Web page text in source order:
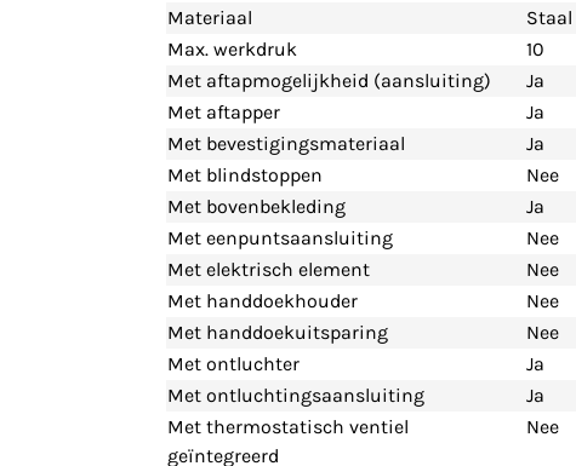
Materiaal
Staal
Max. werkdruk
10
Met aftapmogelijkheid (aansluiting)
Ja
Met aftapper
Ja
Met bevestigingsmateriaal
Ja
Met blindstoppen
Nee
Met bovenbekleding
Ja
Met eenpuntsaansluiting
Nee
Met elektrisch element
Nee
Met handdoekhouder
Nee
Met handdoekuitsparing
Nee
Met ontluchter
Ja
Met ontluchtingsaansluiting
Ja
Met thermostatisch ventiel
geïntegreerd
Nee